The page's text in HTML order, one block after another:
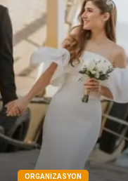
Kültür
ORGANIZASYON